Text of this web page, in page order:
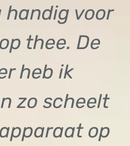
voor
thee. De
heb ik
zo scheelt
op